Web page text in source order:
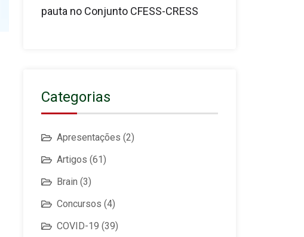
pauta no Conjunto CFESS-CRESS
Categorias
Apresentações (2)
Artigos (61)
Brain (3)
Concursos (4)
COVID-19 (39)